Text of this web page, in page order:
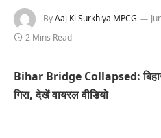
ByAaj Ki Surkhiya MPCG
2 Mins Read
Bihar Bridge Collapsed: बिहार
गिरा, देखें वायरल वीडियो